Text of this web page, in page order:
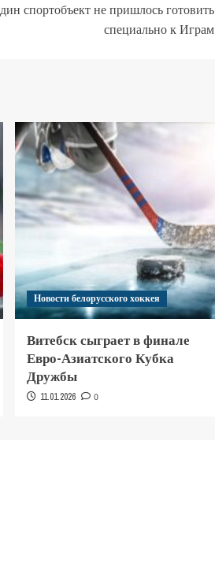
спортобъект не пришлось готовить
специально к Играм
Новости белорусского хоккея
Витебск сыграет в финале
Евро-Азиатского Кубка
Дружбы
11.01.2026 0